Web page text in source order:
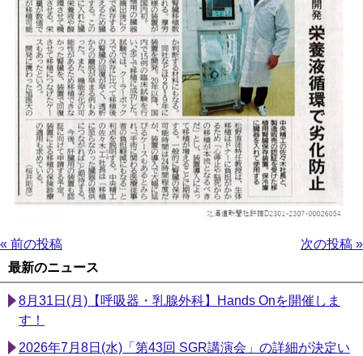
« 前の投稿
次の投稿 »
最新のニュース
8月31日(月)【呼吸器・乳腺外科】Hands Onを開催しま
す！
2026年7月8日(水)「第43回 SGR講演会」の詳細が決定い